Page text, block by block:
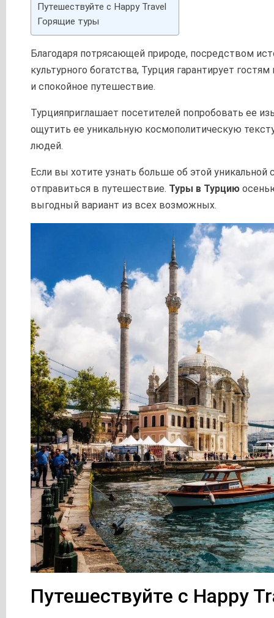
Путешествуйте с Happy Travel
Горящие туры
Благодаря потрясающей природе, посредством
культурного богатства, Турция гарантирует
и спокойное путешествие.
Турцияприглашает посетителей попробовать ее
ощутить ее уникальную космополитическую
людей.
Если вы хотите узнать больше об этой уникальной
отправиться в путешествие. Туры в Турцию
выгодный вариант из всех возможных.
Путешествуйте с Happy